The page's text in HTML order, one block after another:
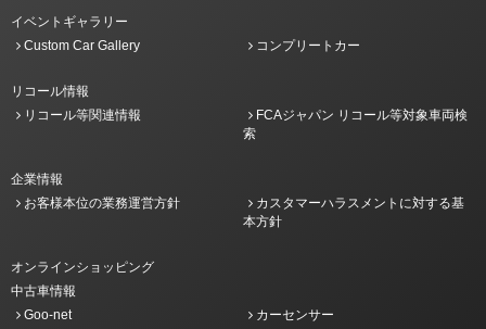
イベントギャラリー
Custom Car Gallery
コンプリートカー
リコール情報
リコール等関連情報
FCAジャパン リコール等対象車両検
索
企業情報
お客様本位の業務運営方針
カスタマーハラスメントに対する基
本方針
オンラインショッピング
中古車情報
Goo-net
カーセンサー